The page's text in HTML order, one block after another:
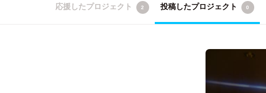
応援したプロジェクト 2 投稿したプロジェクト 0